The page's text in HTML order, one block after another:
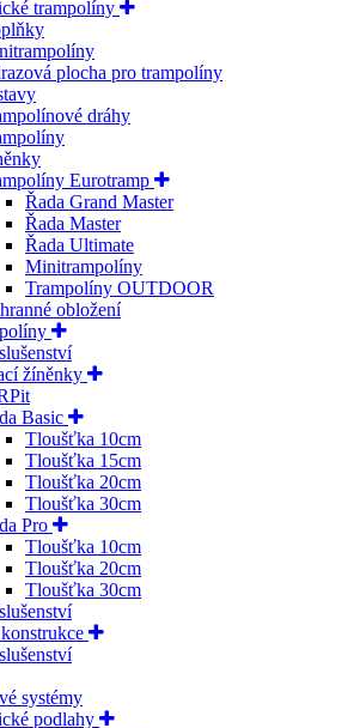
trampolíny
plocha pro trampolíny
dráhy
Eurotramp
Řada Grand Master
Řada Master
Řada Ultimate
Minitrampolíny
Trampolíny OUTDOOR
obložení
žíněnky
Basic
Tloušťka 10cm
Tloušťka 15cm
Tloušťka 20cm
Tloušťka 30cm
Pro
Tloušťka 10cm
Tloušťka 20cm
Tloušťka 30cm
systémy
podlahy